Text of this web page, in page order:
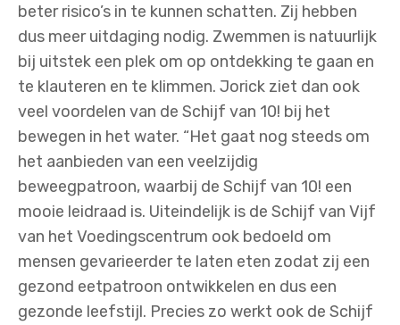
beter risico’s in te kunnen schatten. Zij hebben
dus meer uitdaging nodig. Zwemmen is natuurlijk
bij uitstek een plek om op ontdekking te gaan en
te klauteren en te klimmen. Jorick ziet dan ook
veel voordelen van de Schijf van 10! bij het
bewegen in het water. “Het gaat nog steeds om
het aanbieden van een veelzijdig
beweegpatroon, waarbij de Schijf van 10! een
mooie leidraad is. Uiteindelijk is de Schijf van Vijf
van het Voedingscentrum ook bedoeld om
mensen gevarieerder te laten eten zodat zij een
gezond eetpatroon ontwikkelen en dus een
gezonde leefstijl. Precies zo werkt ook de Schijf